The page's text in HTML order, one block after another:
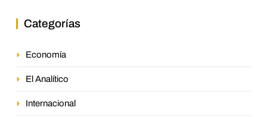
Categorías
Economía
El Analítico
Internacional